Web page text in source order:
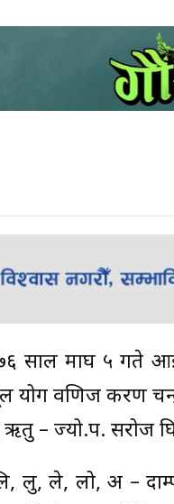
साल माघ ५ गते
योग वणिज करण
ऋतु – ज्यो.प. सरोज
लु, ले, लो, अ –